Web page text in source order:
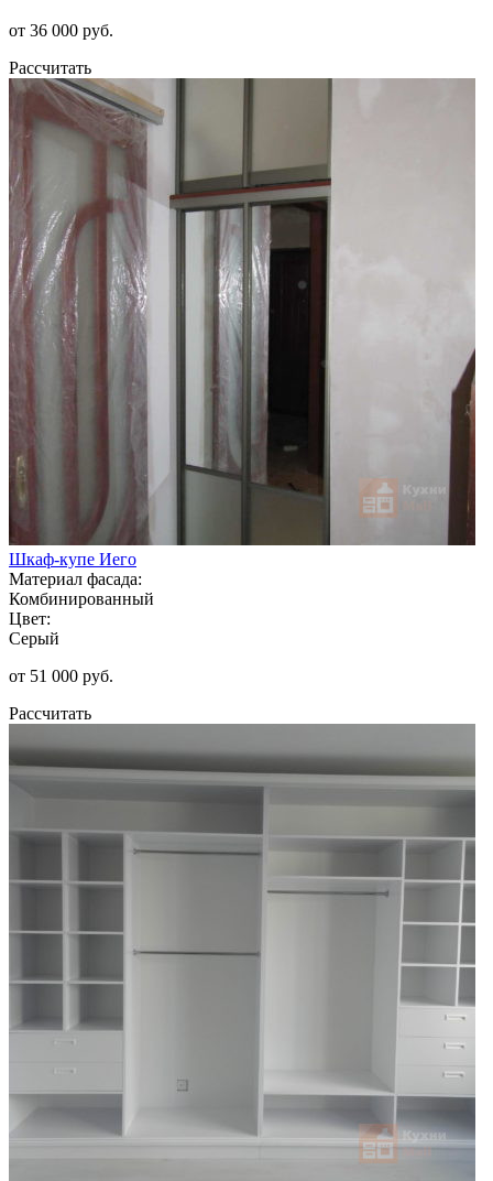
от 36 000 руб.
Рассчитать
Шкаф-купе Иего
Материал фасада:
Комбинированный
Цвет:
Серый
от 51 000 руб.
Рассчитать